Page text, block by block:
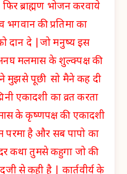
ब्राह्मण भोजन करवाये
की प्रतिमा का
दान दे |जो मनुष्य इस
मलमास के शुल्क्पक्ष की
मुझसे पूछी सो मैने कह दी
एकादशी का व्रत करता
के कृष्णपक्ष की एकादशी
परमा है और सब पापो का
कथा तुमसे कहुगा जो की
से कही है | कार्तवीर्य के